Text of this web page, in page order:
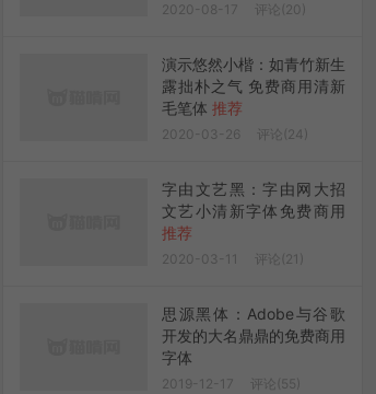
2020-08-17 评论(20)
演示悠然小楷：如青竹新生
露拙朴之气 免费商用清新
毛笔体 推荐
2020-03-26 评论(24)
字由文艺黑：字由网大招
文艺小清新字体免费商用
推荐
2020-03-11 评论(21)
思源黑体：Adobe与谷歌
开发的大名鼎鼎的免费商用
字体
2019-12-17 评论(55)